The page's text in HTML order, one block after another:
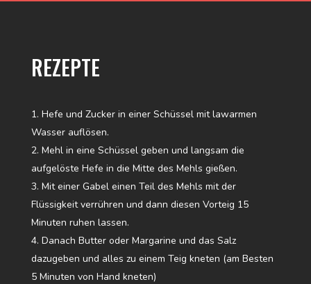
REZEPTE
Hefe und Zucker in einer Schüssel mit lawarmen
Wasser auflösen.
Mehl in eine Schüssel geben und langsam die
aufgelöste Hefe in die Mitte des Mehls gießen.
Mit einer Gabel einen Teil des Mehls mit der
Flüssigkeit verrühren und dann diesen Vorteig 15
Minuten ruhen lassen.
Danach Butter oder Margarine und das Salz
dazugeben und alles zu einem Teig kneten (am Besten
5 Minuten von Hand kneten)